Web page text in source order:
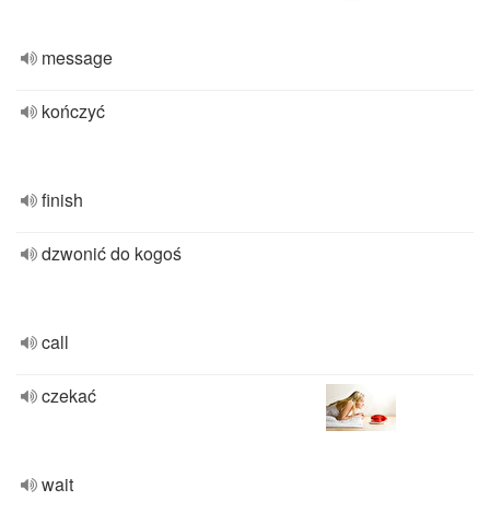
message
kończyć
finish
dzwonić do kogoś
call
czekać
wait